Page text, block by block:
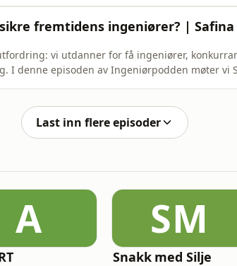
fremtidens ingeniører? | Safina
vi utdanner for få ingeniører,
I denne episoden av Ingeniørpodden møter vi
Last inn flere episoder
A SM
Snakk med Silje